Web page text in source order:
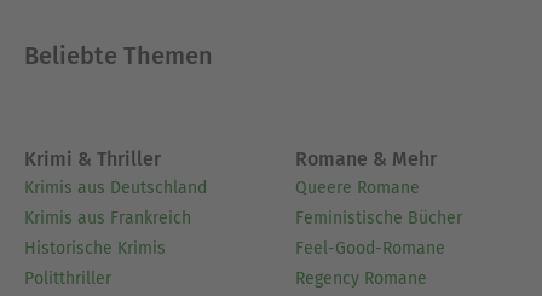
Beliebte Themen
Krimi & Thriller
Krimis aus Deutschland
Krimis aus Frankreich
Historische Krimis
Politthriller
Romane & Mehr
Queere Romane
Feministische Bücher
Feel-Good-Romane
Regency Romane